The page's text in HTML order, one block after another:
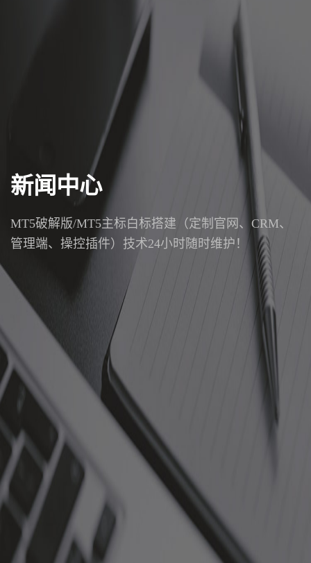
新闻中心
MT5破解版/MT5主标白标搭建（定制官网、CRM、
管理端、操控插件）技术24小时随时维护！